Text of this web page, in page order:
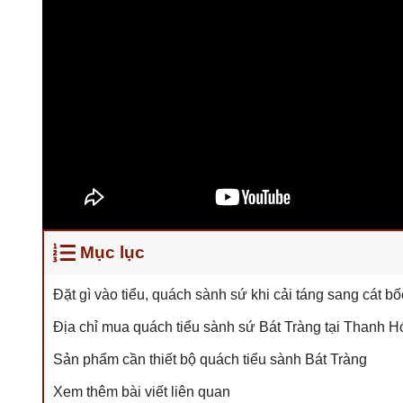
Mục lục
Đặt gì vào tiểu, quách sành sứ khi cải táng sang cát
Địa chỉ mua quách tiểu sành sứ Bát Tràng tại Thanh
Sản phẩm cần thiết bộ quách tiểu sành Bát Tràng
Xem thêm bài viết liên quan